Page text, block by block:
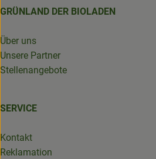
GRÜNLAND DER BIOLADEN
Über uns
Unsere Partner
Stellenangebote
SERVICE
Kontakt
Reklamation